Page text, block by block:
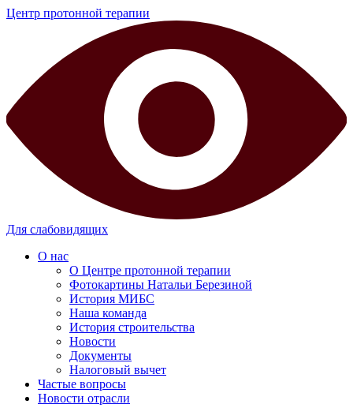
Центр протонной терапии
Для слабовидящих
О нас
О Центре протонной терапии
Фотокартины Натальи Березиной
История МИБС
Наша команда
История строительства
Новости
Документы
Налоговый вычет
Частые вопросы
Новости отрасли